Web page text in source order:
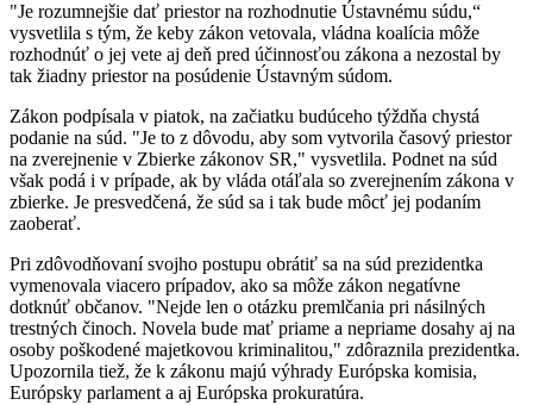
"Je rozumnejšie dať priestor na rozhodnutie Ústavnému súdu,“
vysvetlila s tým, že keby zákon vetovala, vládna koalícia môže
rozhodnúť o jej vete aj deň pred účinnosťou zákona a nezostal by
tak žiadny priestor na posúdenie Ústavným súdom.
Zákon podpísala v piatok, na začiatku budúceho týždňa chystá
podanie na súd. "Je to z dôvodu, aby som vytvorila časový priestor
na zverejnenie v Zbierke zákonov SR," vysvetlila. Podnet na súd
však podá i v prípade, ak by vláda otáľala so zverejnením zákona v
zbierke. Je presvedčená, že súd sa i tak bude môcť jej podaním
zaoberať.
Pri zdôvodňovaní svojho postupu obrátiť sa na súd prezidentka
vymenovala viacero prípadov, ako sa môže zákon negatívne
dotknúť občanov. "Nejde len o otázku premlčania pri násilných
trestných činoch. Novela bude mať priame a nepriame dosahy aj na
osoby poškodené majetkovou kriminalitou," zdôraznila prezidentka.
Upozornila tiež, že k zákonu majú výhrady Európska komisia,
Európsky parlament a aj Európska prokuratúra.